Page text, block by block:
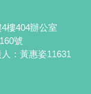
樓404辦公室
號
：黃惠姿11631